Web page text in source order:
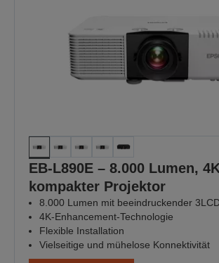
EB-L890E – 8.000 Lumen,
kompakter Projektor
8.000 Lumen mit beeindruckender
4K-Enhancement-Technologie
Flexible Installation
Vielseitige und mühelose Konnektivität